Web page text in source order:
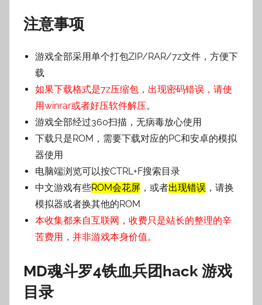
注意事项
游戏全部采用单个打包ZIP/RAR/7z文件，方便下
载
如果下载格式是7z压缩包，出现密码错误，请使
用winrar或者好压软件解压。
游戏全部经过360扫描，无病毒放心使用
下载只是ROM，需要下载对应的PC和安卓的模拟
器使用
电脑端浏览可以按CTRL+F搜索目录
中文游戏有些ROM会花屏 ，或者出现错误 ，请换
模拟器或者换其他的ROM
本收集都来自互联网，收费只是站长的整理的辛
苦费用，并非游戏本身价值。
MD魂斗罗4铁血兵团hack 游戏
目录